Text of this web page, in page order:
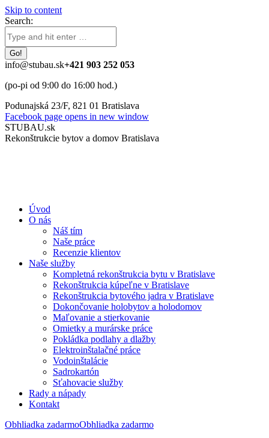
Skip to content
Search:
info@stubau.sk+421 903 252 053
(po-pi od 9:00 do 16:00 hod.)
Podunajská 23/F, 821 01 Bratislava
Facebook page opens in new window
STUBAU.sk
Rekonštrukcie bytov a domov Bratislava
Úvod
O nás
Náš tím
Naše práce
Recenzie klientov
Naše služby
Kompletná rekonštrukcia bytu v Bratislave
Rekonštrukcia kúpeľne v Bratislave
Rekonštrukcia bytového jadra v Bratislave
Dokončovanie holobytov a holodomov
Maľovanie a stierkovanie
Omietky a murárske práce
Pokládka podlahy a dlažby
Elektroinštalačné práce
Vodoinštalácie
Sadrokartón
Sťahovacie služby
Rady a nápady
Kontakt
Obhliadka zadarmoObhliadka zadarmo